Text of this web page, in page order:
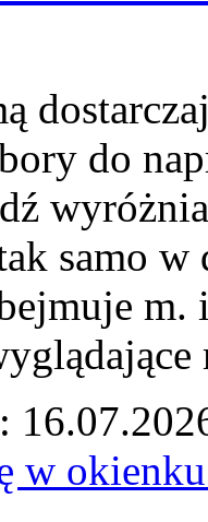
do
samo w
m.
w